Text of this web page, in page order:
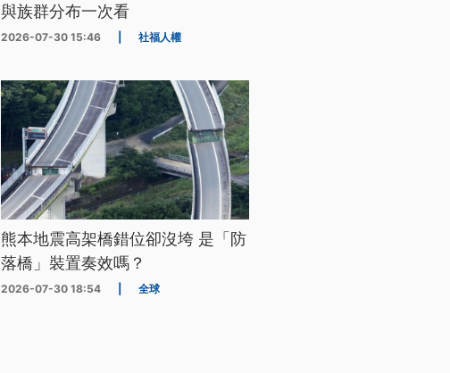
與族群分布一次看
2026-07-30 15:46 社福人權
熊本地震高架橋錯位卻沒垮 是「防
落橋」裝置奏效嗎？
2026-07-30 18:54 全球